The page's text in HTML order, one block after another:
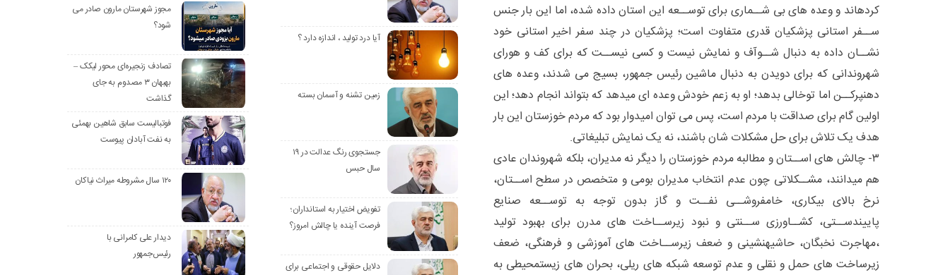
کردهاند و وعده های بی شــماری برای توســعه این استان داده شده، اما این بار جنس
ســفر استانی پزشکیان قدری متفاوت است؛ پزشکیان در چند سفر اخیر استانی خود
نشــان داده به دنبال شــوآف و نمایش نیست و کسی نیســت که برای کف و هورای
شهروندانی که برای دویدن به دنبال ماشین رئیس جمهور، بسیج می شدند، وعده های
دهنپرکــن اما توخالی بدهد؛ او به زعم خودش وعده ای میدهد که بتواند انجام دهد؛ این
اولین گام برای صداقت با مردم است، پس می توان امیدوار بود که مردم خوزستان این بار
هدف یک تلاش برای حل مشکلات شان باشند، نه یک نمایش تبلیغاتی.
۳- چالش های اســتان و مطالبه مردم خوزستان را دیگر نه مدیران، بلکه شهروندان عادی
هم میدانند، مشــکلاتی چون عدم انتخاب مدیران بومی و متخصص در سطح اســتان،
نرخ بالای بیکاری، خامفروشــی نفــت و گاز بدون توجه به توســعه صنایع
پاییندســتی، کشــاورزی ســنتی و نبود زیرســاخت های مدرن برای بهبود تولید
،مهاجرت نخبگان، حاشیهنشینی و ضعف زیرســاخت های آموزشی و فرهنگی، ضعف
زیرساخت های حمل و نقلی و عدم توسعه شبکه های ریلی، بحران های زیستمحیطی به
آیا درد تولید ، اندازه دارد ؟
زمین تشنه و آسمان بسته
جستجوی رنگ عدالت در ۱۹
سال حبس
تفویض اختیار به استانداران؛
فرصت آینده یا چالش امروز؟
دلایل حقوقی و اجتماعی برای
مجوز شهرستان مارون صادر می
شود؟
تصادف زنجیره‌ای محور لیکک –
بهبهان ۳ مصدوم به جای
گذاشت
فوتبالیست سابق شاهین بهمئی
به نفت آبادان پیوست
۱۲۰ سال مشروطه میراث نیاکان
دیدار علی کامرانی با
رئیس‌جمهور